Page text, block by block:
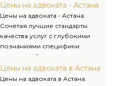
Цены на адвоката - Астана
Цены на адвоката - Астана.
Сочетая лучшие стандарты
качества услуг с глубокими
познаниями специфики
украинской экономики, а еще
гибкий подход и точное
понимание потребностей
Цены на адвоката в Астана
Цены на адвоката в Астана.